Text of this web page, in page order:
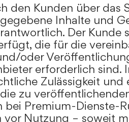
den Kunden über das
Inhalte und
Der Kunde
die für die
oder
erforderlich sind.
Zulässigkeit
zu
bei Premium-Dienste-
vor Nutzung – soweit